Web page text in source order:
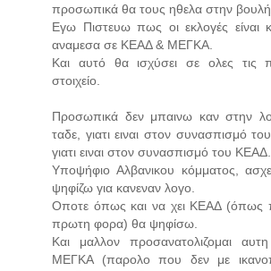
προσωπικά θα τους ηθελα στην
Εγω Πιστευω πως οι εκλογές είναι
αναμεσα σε ΚΕΑΔ & ΜΕΓΚΑ.
Και αυτό θα ισχύσει σε ολες τις
στοιχείο.
Προσωπικά δεν μπαινω καν στην
ταδε, γιατι ειναι στον συνασπισμό
γιατι ειναι στον συνασπισμό του ΚΕΑΔ.
Υποψήφιο Αλβανικου κόμματος,
ψηφίζω για κανεναν λογο.
Οποτε όπως και να χει ΚΕΑΔ (όπως
πρωτη φορα) θα ψηφίσω.
Και μαλλον προσανατολιζομαι
ΜΕΓΚΑ (παρολο που δεν με